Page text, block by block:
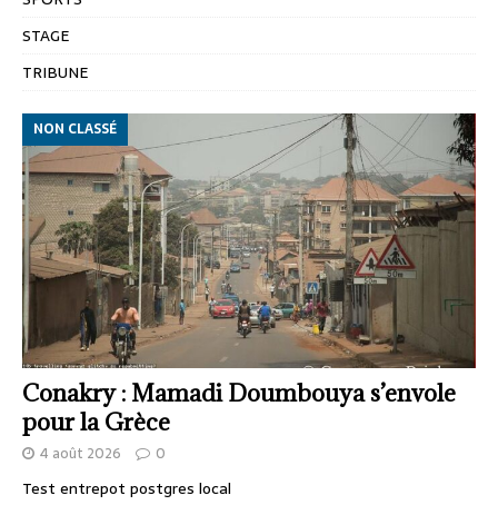
STAGE
TRIBUNE
Conakry : Mamadi Doumbouya s’envole
pour la Grèce
NON CLASSÉ
4 août 2026 0
Test entrepot postgres local